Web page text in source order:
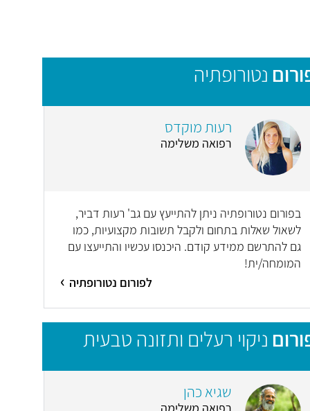
נטורופתיה
רעות מוקדס
רפואה משלימה
בפורום נטורופתיה ניתן להתייעץ עם גב' רעות דביר,
לשאול שאלות בתחום ולקבל תשובות מקצועיות, כמו
גם להתרשם ממידע קודם. היכנסו עכשיו והתייעצו עם
המומחה/ית!
לפורום נטורופתיה
ניקוי רעלים ותזונה טבעית
שגיא כהן
רפואה משלימה